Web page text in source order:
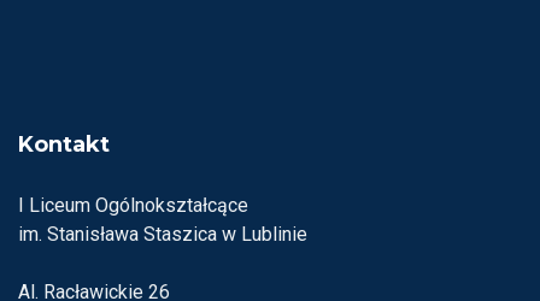
Kontakt
I Liceum Ogólnokształcące
im. Stanisława Staszica w Lublinie
Al. Racławickie 26